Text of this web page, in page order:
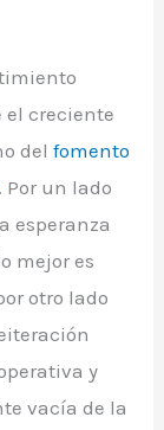
el creciente
del fomento
Por un lado
esperanza
mejor es
otro lado
y
vacía de la